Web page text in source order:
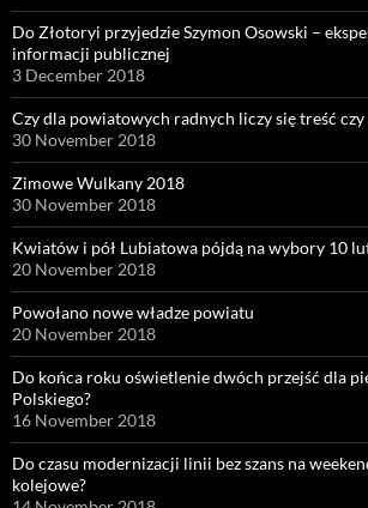
Do Złotoryi przyjedzie Szymon Osowski –
informacji publicznej
3 December 2018
Czy dla powiatowych radnych liczy się treść
30 November 2018
Zimowe Wulkany 2018
30 November 2018
Kwiatów i pół Lubiatowa pójdą na wybory 10
20 November 2018
Powołano nowe władze powiatu
20 November 2018
Do końca roku oświetlenie dwóch przejść dla
Polskiego?
16 November 2018
Do czasu modernizacji linii bez szans na
kolejowe?